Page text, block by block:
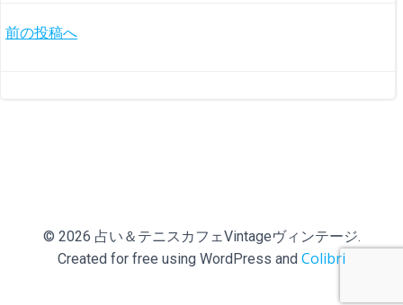
投
前の投稿へ
© 2026 占い＆テニスカフェVintageヴィンテージ.
Created for free using WordPress and Colibri